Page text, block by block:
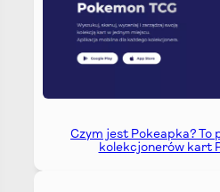
Czym jest Pokeapka? To
kolekcjonerów kart